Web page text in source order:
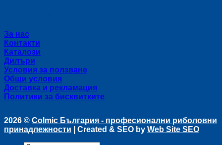
За нас
Контакти
Каталози
Дилъри
Условия за ползване
Общи условия
Доставка и рекламация
Политики за бисквитките
2026 © Colmic България - професионални риболовни
принадлежности | Created & SEO by Web Site SEO